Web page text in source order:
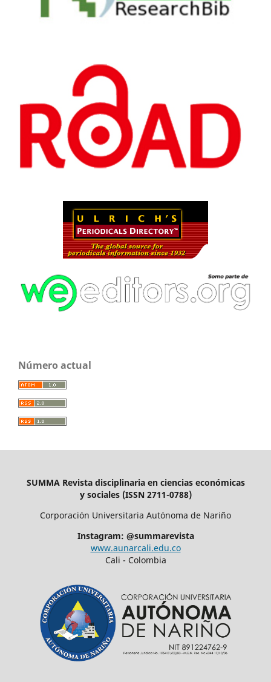
Número actual
SUMMA Revista disciplinaria en ciencias económicas
y sociales (ISSN 2711-0788)
Corporación Universitaria Autónoma de Nariño
Instagram: @summarevista
www.aunarcali.edu.co
Cali - Colombia